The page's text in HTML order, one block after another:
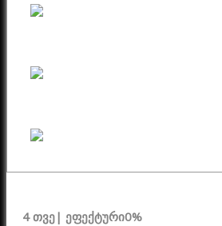
4 თვე| ეფექტური0%